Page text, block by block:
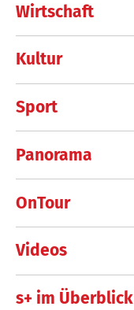
Wirtschaft
Kultur
Sport
Panorama
OnTour
Videos
s+ im Überblick